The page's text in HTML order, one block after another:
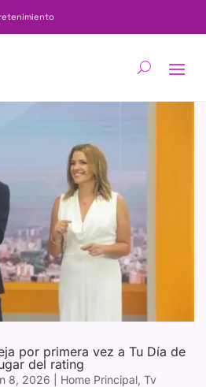
por primera vez a Tu Día de
del rating
8, 2026 Home Principal, Tv